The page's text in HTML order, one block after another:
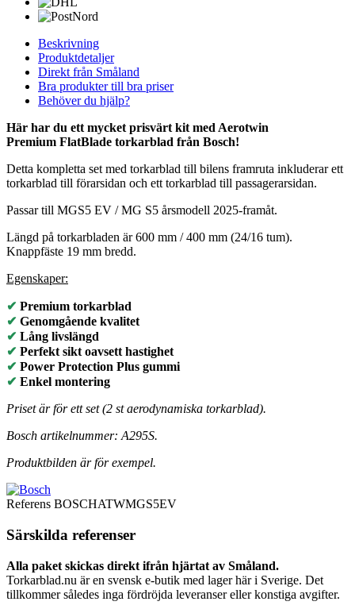
Beskrivning
Produktdetaljer
Direkt från Småland
Bra produkter till bra priser
Behöver du hjälp?
Här har du ett mycket prisvärt kit med Aerotwin
Premium FlatBlade torkarblad från Bosch!
Detta kompletta set med torkarblad till bilens framruta inkluderar ett
torkarblad till förarsidan och ett torkarblad till passagerarsidan.
Passar till MGS5 EV / MG S5 årsmodell 2025-framåt.
Längd på torkarbladen är 600 mm / 400 mm (24/16 tum).
Knappfäste 19 mm bredd.
Egenskaper:
✔ Premium torkarblad
✔ Genomgående kvalitet
✔ Lång livslängd
✔ Perfekt sikt oavsett hastighet
✔ Power Protection Plus gummi
✔ Enkel montering
Priset är för ett set (2 st aerodynamiska torkarblad).
Bosch artikelnummer: A295S.
Produktbilden är för exempel.
Referens BOSCHATWMGS5EV
Särskilda referenser
Alla paket skickas direkt ifrån hjärtat av Småland.
Torkarblad.nu är en svensk e-butik med lager här i Sverige. Det
tillkommer således inga fördröjda leveranser eller konstiga avgifter.